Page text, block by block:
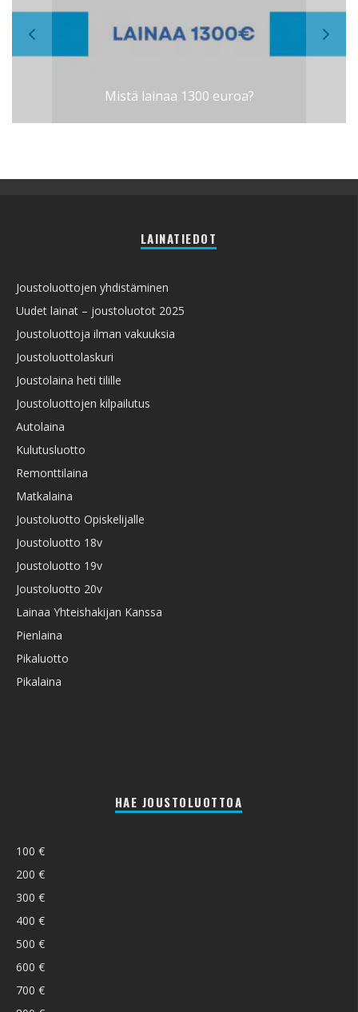
Mistä lainaa 1300 euroa?
LAINATIEDOT
Joustoluottojen yhdistäminen
Uudet lainat – joustoluotot 2025
Joustoluottoja ilman vakuuksia
Joustoluottolaskuri
Joustolaina heti tilille
Joustoluottojen kilpailutus
Autolaina
Kulutusluotto
Remonttilaina
Matkalaina
Joustoluotto Opiskelijalle
Joustoluotto 18v
Joustoluotto 19v
Joustoluotto 20v
Lainaa Yhteishakijan Kanssa
Pienlaina
Pikaluotto
Pikalaina
HAE JOUSTOLUOTTOA
100 €
200 €
300 €
400 €
500 €
600 €
700 €